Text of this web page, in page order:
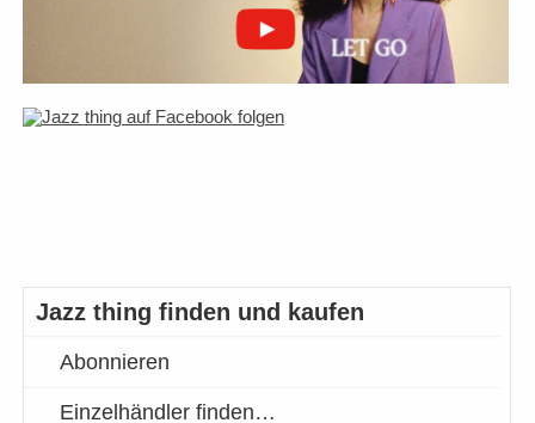
Jazz thing finden und kaufen
Abonnieren
Einzelhändler finden…